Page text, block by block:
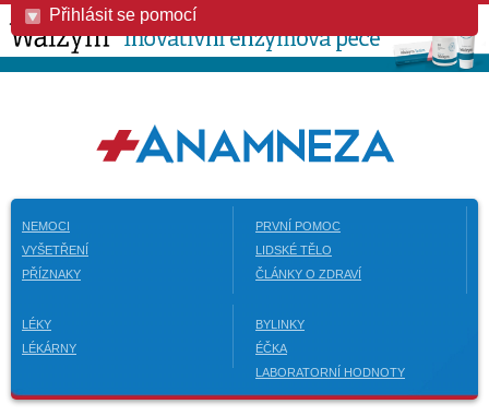
Přihlásit se pomocí
NEMOCI
VYŠETŘENÍ
PŘÍZNAKY
PRVNÍ POMOC
LIDSKÉ TĚLO
ČLÁNKY O ZDRAVÍ
LÉKY
LÉKÁRNY
BYLINKY
ÉČKA
LABORATORNÍ HODNOTY